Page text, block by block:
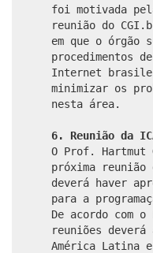
foi motivada
reunião do
em que o órgão
procedimentos
Internet
minimizar os
nesta área.
6. Reunião da
O Prof. Hartmut
próxima reunião
deverá haver
para a
De acordo com
reuniões
América Latina